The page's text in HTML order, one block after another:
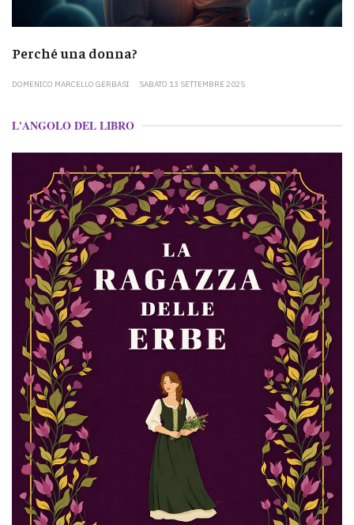
Perché una donna?
DOMENICO MARCELLO GERBASI SABATO 13 SETTEMBRE 2025
L'ANGOLO DEL LIBRO